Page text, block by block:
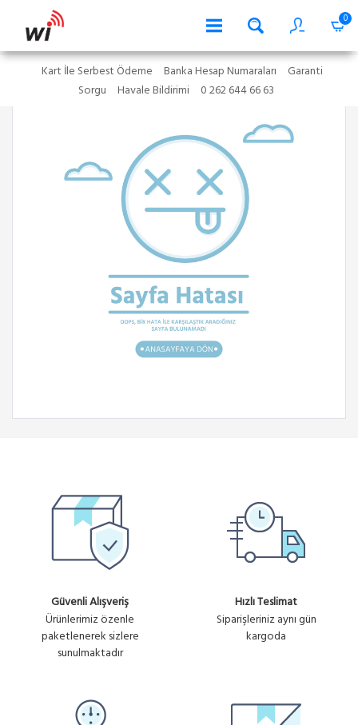
0
Kart İle Serbest Ödeme Banka Hesap Numaraları
Garanti
Sorgu
Havale Bildirimi 0 262 644 66 63
Güvenli Alışveriş
Ürünlerimiz özenle
paketlenerek sizlere
sunulmaktadır
Hızlı Teslimat
Siparişleriniz aynı gün
kargoda